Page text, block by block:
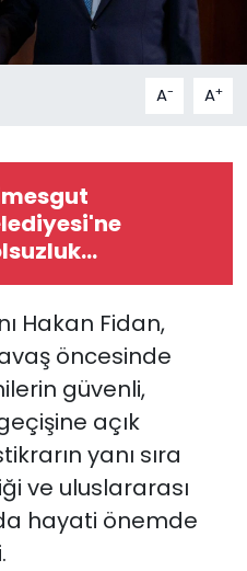
A- A+
Hakan Fidan,
öncesinde
güvenli,
açık
yanı sıra
ve uluslararası
hayati önemde